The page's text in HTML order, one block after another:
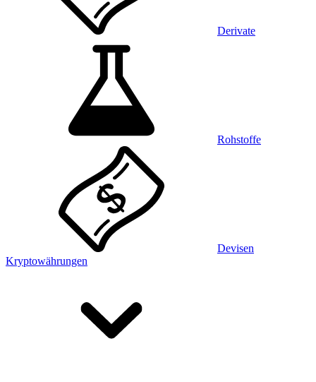
Derivate
Rohstoffe
Devisen
Kryptowährungen